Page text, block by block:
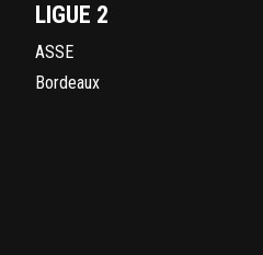
LIGUE 2
ASSE
Bordeaux